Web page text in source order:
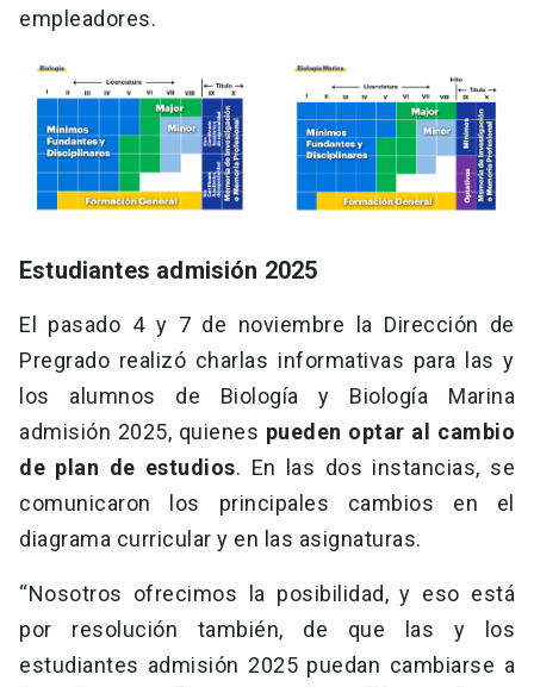
empleadores.
Estudiantes admisión 2025
El pasado 4 y 7 de noviembre la Dirección de
Pregrado realizó charlas informativas para las y
los alumnos de Biología y Biología Marina
admisión 2025, quienes pueden optar al cambio
de plan de estudios. En las dos instancias, se
comunicaron los principales cambios en el
diagrama curricular y en las asignaturas.
“Nosotros ofrecimos la posibilidad, y eso está
por resolución también, de que las y los
estudiantes admisión 2025 puedan cambiarse a